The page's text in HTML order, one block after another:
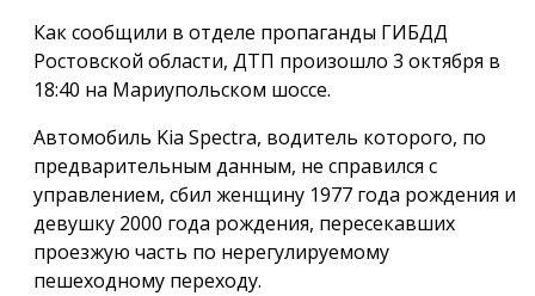
Как сообщили в отделе пропаганды ГИБДД
Ростовской области, ДТП произошло 3 октября в
18:40 на Мариупольском шоссе.
Автомобиль Kia Spectra, водитель которого, по
предварительным данным, не справился с
управлением, сбил женщину 1977 года рождения и
девушку 2000 года рождения, пересекавших
проезжую часть по нерегулируемому
пешеходному переходу.